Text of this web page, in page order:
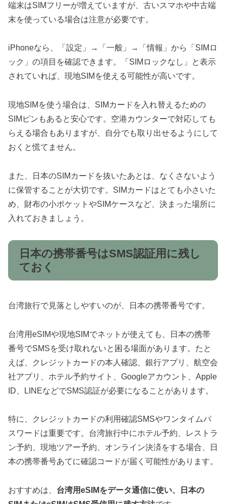
端末はSIMフリーが増えていますが、古いスマホや中古端
末を使っている場合は注意が必要です。
iPhoneなら、「設定」→「一般」→「情報」から「SIMロ
ック」の項目を確認できます。「SIMロックなし」と表示
されていれば、現地SIMを使える可能性が高いです。
現地SIMを使う場合は、SIMカードを入れ替えるための
SIMピンもあると安心です。空港カウンターで対応しても
らえる場合もありますが、自分でも取り出せるようにして
おくと慌てません。
また、日本のSIMカードを抜いたあとは、なくさないよう
に保管することが大切です。SIMカードはとても小さいた
め、財布の小ポケットやSIMケースなど、決まった場所に
入れておきましょう。
日本の携帯番号はSMS認証用に残し
ておく
台湾旅行で見落としやすいのが、日本の携帯番号です。
台湾用eSIMや現地SIMでネットが使えても、日本の携帯
番号でSMSを受け取れないと困る場面があります。たと
えば、クレジットカードの本人確認、銀行アプリ、航空会
社アプリ、ホテル予約サイト、Googleアカウント、Apple
ID、LINEなどでSMS認証が必要になることがあります。
特に、クレジットカードの利用確認SMSやワンタイムパ
スワードは重要です。台湾旅行中にホテル予約、レストラ
ン予約、現地ツアー予約、オンライン決済をする場合、日
本の携帯番号あてに確認コードが届く可能性があります。
おすすめは、 台湾用eSIMをデータ通信に使い、日本の